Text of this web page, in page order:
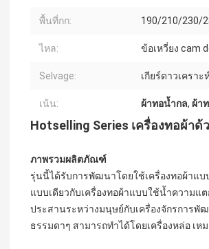
พื้นที่กก: 190/210/230/
ไหล: ข้อเหวี่ยง cam
Selvage: เกียร์ดาวเคราะ
เน้น: ผ้าทอน้ำกล, ผ้า
Hotselling Series เครื่องทอผ้า
ภาพรวมผลิตภัณฑ์
รุ่นนี้ได้รับการพัฒนาโดยใช้เครื่องทอผ้าแบ
แบบเดียวกับเครื่องทอผ้าแบบใช้น้ำความ
ประสานระหว่างมนุษย์กับเครื่องจักรการ
ธรรมดาๆ สามารถทำได้โดยเครื่องหล่อ เห